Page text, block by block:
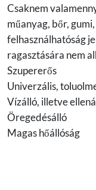
Csaknem
műanyag, bőr,
felhasználhatóság
ragasztására nem
Szupererős
Univerzális,
Vízálló, illetve
Öregedésálló
Magas hőállóság